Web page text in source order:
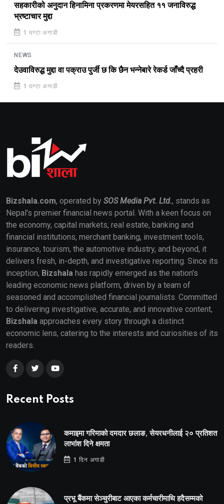
सहकारीको अनुदान हिनामिना प्रकरणमा मेयरसहित ११ जनाविरुद्ध
भ्रष्टाचार मुद्दा
1 घण्टा अगाडी
NEWS
देउवाविरुद्ध मुद्दा वा पक्राउ पुर्जी छ कि छैन भन्नेबारे रेकर्ड जाँच्दै प्रहरी
1 घण्टा अगाडी
Bizshala.com, operated by SOS Media Pvt. Ltd., stands as
Nepal's premier financial news portal. With a keen focus on
the economy, capital markets, real estate, banking and
financial institutions, merchant banking, investment tools,
insurance, tourism, the automotive industry, and beyond, it
delivers fresh, in-depth, and investigative reporting. Since its
inception, Bizshala has rapidly emerged as the nation's
leading economic news platform, driven by a team of
seasoned and accomplished financial journalists. Committed
to delivering investigative, accurate, and innovative content,
Bizshala approaches every story through a distinct
economic lens, catering to the interests and curiosities of its
readers.
Recent Posts
कमाइमा गरिमाको दमदार छलाङ, सेयरधनीलाई २० प्रतिशत
लाभांश दिने क्षमता
1 दिन अगाडी
प्रभू बैंकमा सेञ्चुरीबाट आएका कर्मचारीमाथि हदैसम्मको